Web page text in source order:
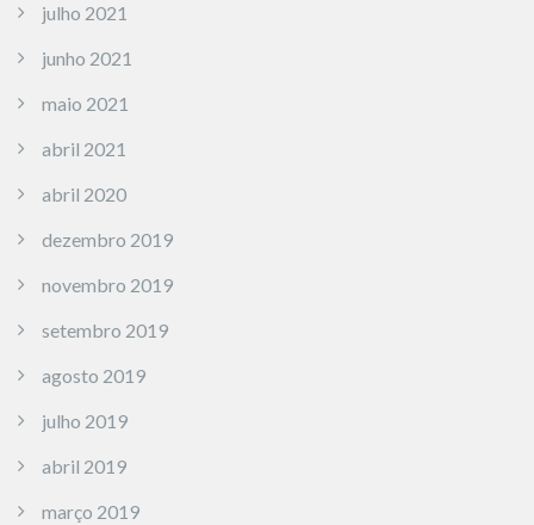
julho 2021
junho 2021
maio 2021
abril 2021
abril 2020
dezembro 2019
novembro 2019
setembro 2019
agosto 2019
julho 2019
abril 2019
março 2019